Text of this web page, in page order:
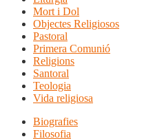
Mort i Dol
Objectes Religiosos
Pastoral
Primera Comunió
Religions
Santoral
Teologia
Vida religiosa
Biografies
Filosofia